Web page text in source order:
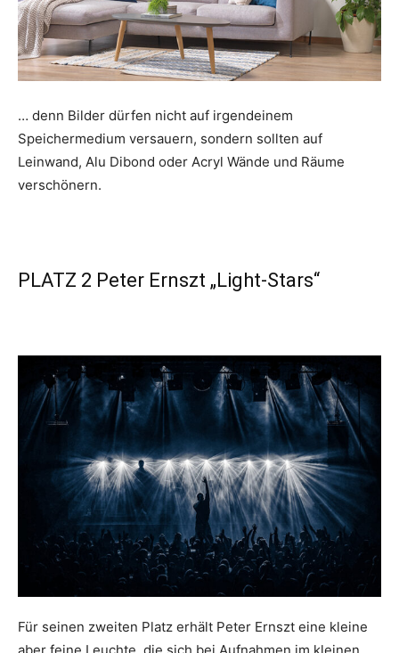
… denn Bilder dürfen nicht auf irgendeinem
Speichermedium versauern, sondern sollten auf
Leinwand, Alu Dibond oder Acryl Wände und Räume
verschönern.
PLATZ 2 Peter Ernszt „Light-Stars“
Für seinen zweiten Platz erhält Peter Ernszt eine kleine